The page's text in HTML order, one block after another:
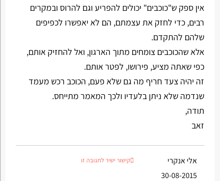
אין ספק ש"כוכבים" יכולים להפריע וגם להרוס ובמקרים
רבים, כדי לחזק את עצמתם, הם לא יאפשרו לכפיפים
שלהם להתקדם.
אלא שהכוכבים צומחים מתוך הארגון, ואל להחזיק אותם,
כפי שאתה מציע, פירושו, לפטר אותם.
זה יהיה צעד חריף מה גם שלא פעם, הכוכב רכש מעמד
שנדמה שלא ניתן בלעדיו ולכך המאמר מתייחס.
תודה,
זאב
אלי אנקרי
30-08-2015
קישור ישיר לתגובה זו